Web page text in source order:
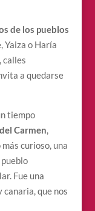
de los pueblos
Yaiza o Haría
calles
a quedarse
tiempo
Carmen,
curioso, una
pueblo
Fue una
que nos